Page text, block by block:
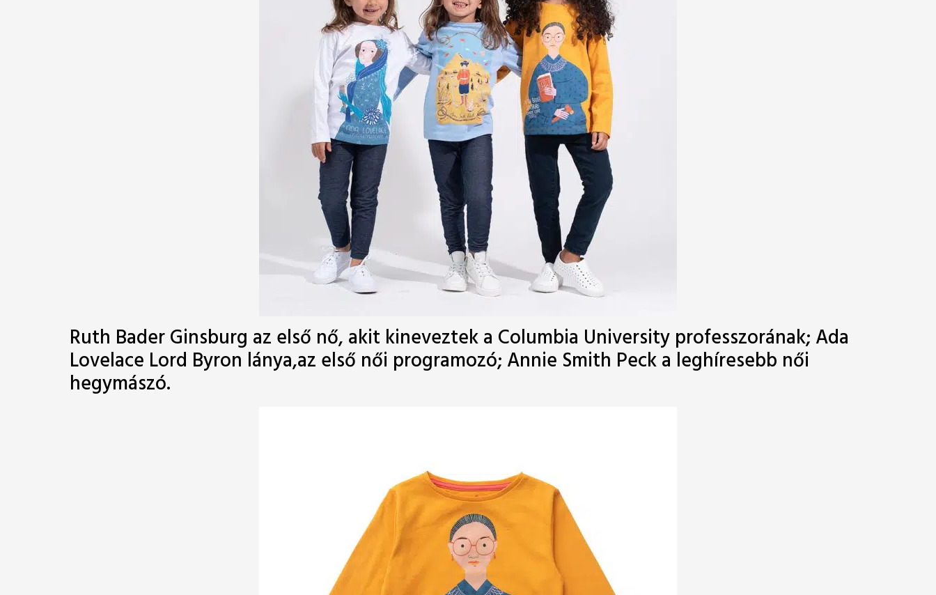
Ruth Bader Ginsburg az első nő, akit kineveztek a Columbia University professzorának; Ada
Lovelace Lord Byron lánya,az első női programozó; Annie Smith Peck a leghíresebb női
hegymászó.